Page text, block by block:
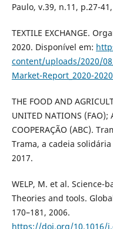
Paulo, v.39, n.11, p.27-
TEXTILE EXCHANGE.
2020. Disponível em:
content/uploads/2020/
Market-Report_2020-
THE FOOD AND
UNITED NATIONS (FAO);
COOPERAÇÃO (ABC).
Trama, a cadeia
2017.
WELP, M. et al. Science-
Theories and tools.
170–181, 2006.
https://doi.org/10.1016/